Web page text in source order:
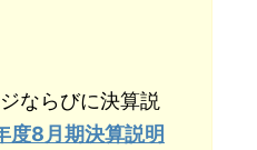
ならびに決算説
度8月期決算説明